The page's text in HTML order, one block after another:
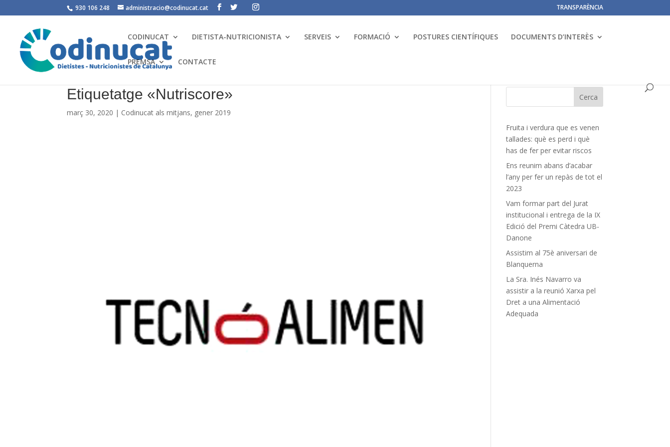
930 106 248 administracio@codinucat.cat TRANSPARÈNCIA
CODINUCAT DIETISTA-NUTRICIONISTA SERVEIS FORMACIÓ POSTURES CIENTÍFIQUES DOCUMENTS D’INTERÈS
PREMSA CONTACTE
Etiquetatge «Nutriscore»
març 30, 2020 | Codinucat als mitjans, gener 2019
Fruita i verdura que es venen
tallades: què es perd i què
has de fer per evitar riscos
Ens reunim abans d’acabar
l’any per fer un repàs de tot el
2023
Vam formar part del Jurat
institucional i entrega de la IX
Edició del Premi Càtedra UB-
Danone
Assistim al 75è aniversari de
Blanquerna
La Sra. Inés Navarro va
assistir a la reunió Xarxa pel
Dret a una Alimentació
Adequada